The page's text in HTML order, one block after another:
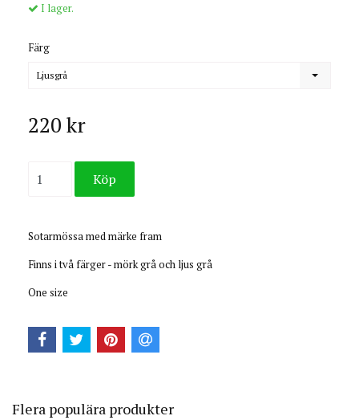
I lager.
Färg
Ljusgrå
220 kr
Sotarmössa med märke fram
Finns i två färger - mörk grå och ljus grå
One size
Flera populära produkter